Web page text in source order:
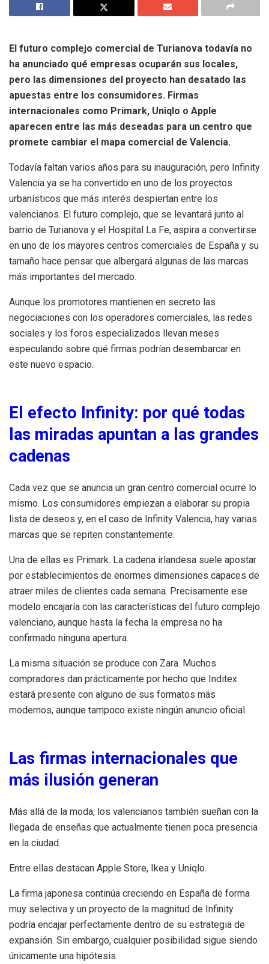
El futuro complejo comercial de Turianova todavía no
ha anunciado qué empresas ocuparán sus locales,
pero las dimensiones del proyecto han desatado las
apuestas entre los consumidores. Firmas
internacionales como Primark, Uniqlo o Apple
aparecen entre las más deseadas para un centro que
promete cambiar el mapa comercial de Valencia.
Todavía faltan varios años para su inauguración, pero Infinity
Valencia ya se ha convertido en uno de los proyectos
urbanísticos que más interés despiertan entre los
valencianos. El futuro complejo, que se levantará junto al
barrio de Turianova y el Hospital La Fe, aspira a convertirse
en uno de los mayores centros comerciales de España y su
tamaño hace pensar que albergará algunas de las marcas
más importantes del mercado.
Aunque los promotores mantienen en secreto las
negociaciones con los operadores comerciales, las redes
sociales y los foros especializados llevan meses
especulando sobre qué firmas podrían desembarcar en
este nuevo espacio.
El efecto Infinity: por qué todas
las miradas apuntan a las grandes
cadenas
Cada vez que se anuncia un gran centro comercial ocurre lo
mismo. Los consumidores empiezan a elaborar su propia
lista de deseos y, en el caso de Infinity Valencia, hay varias
marcas que se repiten constantemente.
Una de ellas es Primark. La cadena irlandesa suele apostar
por establecimientos de enormes dimensiones capaces de
atraer miles de clientes cada semana. Precisamente ese
modelo encajaría con las características del futuro complejo
valenciano, aunque hasta la fecha la empresa no ha
confirmado ninguna apertura.
La misma situación se produce con Zara. Muchos
compradores dan prácticamente por hecho que Inditex
estará presente con alguno de sus formatos más
modernos, aunque tampoco existe ningún anuncio oficial.
Las firmas internacionales que
más ilusión generan
Más allá de la moda, los valencianos también sueñan con la
llegada de enseñas que actualmente tienen poca presencia
en la ciudad.
Entre ellas destacan Apple Store, Ikea y Uniqlo.
La firma japonesa continúa creciendo en España de forma
muy selectiva y un proyecto de la magnitud de Infinity
podría encajar perfectamente dentro de su estrategia de
expansión. Sin embargo, cualquier posibilidad sigue siendo
únicamente una hipótesis.